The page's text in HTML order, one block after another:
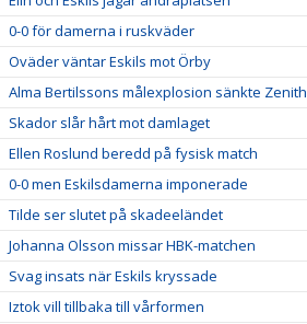
0-0 för damerna i ruskväder
Oväder väntar Eskils mot Örby
Alma Bertilssons målexplosion sänkte Zenith
Skador slår hårt mot damlaget
Ellen Roslund beredd på fysisk match
0-0 men Eskilsdamerna imponerade
Tilde ser slutet på skadeeländet
Johanna Olsson missar HBK-matchen
Svag insats när Eskils kryssade
Iztok vill tillbaka till vårformen